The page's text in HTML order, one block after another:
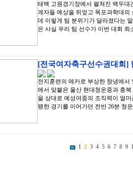
태백 고원경기장에서 펼쳐진 백두대
계자들 예상을 뒤엎고 목포과학대의
데 이렇게 팀 분위기가 달라졌다는
은 사실 우리 팀 선수가 이번 대회
[전국여자축구선수권대회]
전지훈련의 메카로 부상한 창녕에
에서 맞붙은 울산 현대청운중과 충
을 상대로 예성여중의 조직력이 얼
팽한 경기를 이어가던 전반 26분 청
1 2 3 4 5 6 7 8 9